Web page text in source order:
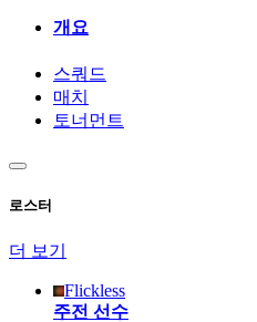
개요
스쿼드
매치
토너먼트
로스터
더 보기
Flickless
주전 선수